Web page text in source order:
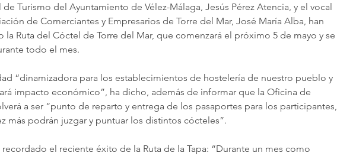
de Turismo del Ayuntamiento de Vélez-Málaga, Jesús Pérez Atencia, y el vocal
de Comerciantes y Empresarios de Torre del Mar, José María Alba, han
la Ruta del Cóctel de Torre del Mar, que comenzará el próximo 5 de mayo y se
todo el mes.
“dinamizadora para los establecimientos de hostelería de nuestro pueblo y
impacto económico”, ha dicho, además de informar que la Oficina de
a ser “punto de reparto y entrega de los pasaportes para los participantes,
más podrán juzgar y puntuar los distintos cócteles”.
el reciente éxito de la Ruta de la Tapa: “Durante un mes como